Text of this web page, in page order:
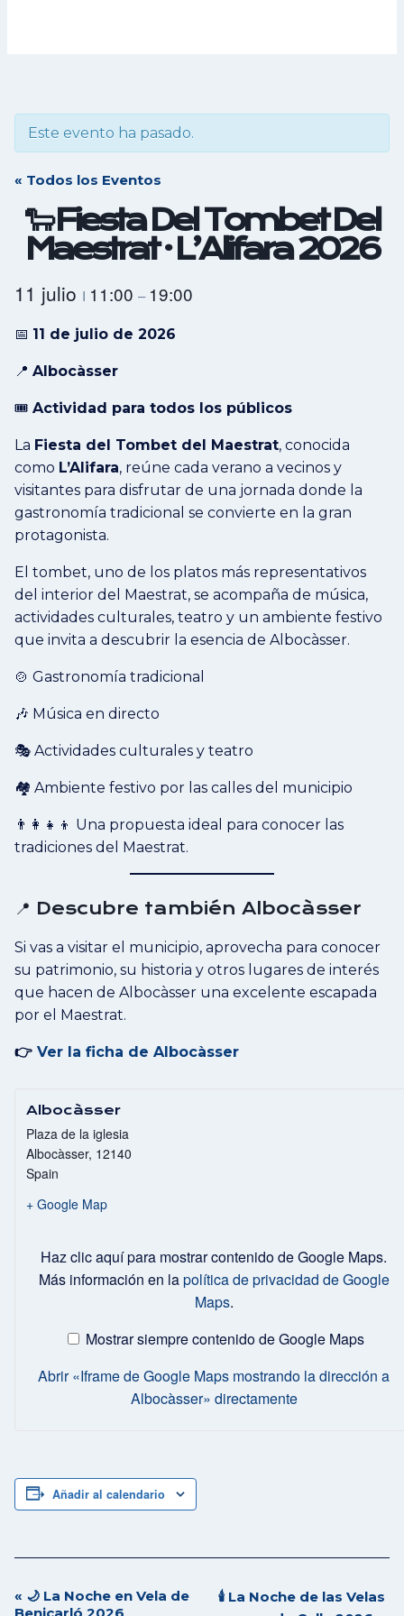
Este evento ha pasado.
« Todos los Eventos
🐑 Fiesta Del Tombet Del
Maestrat · L’Alifara 2026
11 julio I 11:00 – 19:00
📅 11 de julio de 2026
📍 Albocàsser
🎟️ Actividad para todos los públicos
La Fiesta del Tombet del Maestrat, conocida
como L’Alifara, reúne cada verano a vecinos y
visitantes para disfrutar de una jornada donde la
gastronomía tradicional se convierte en la gran
protagonista.
El tombet, uno de los platos más representativos
del interior del Maestrat, se acompaña de música,
actividades culturales, teatro y un ambiente festivo
que invita a descubrir la esencia de Albocàsser.
🍲 Gastronomía tradicional
🎶 Música en directo
🎭 Actividades culturales y teatro
🏘️ Ambiente festivo por las calles del municipio
👨‍👩‍👧‍👦 Una propuesta ideal para conocer las
tradiciones del Maestrat.
📍 Descubre también Albocàsser
Si vas a visitar el municipio, aprovecha para conocer
su patrimonio, su historia y otros lugares de interés
que hacen de Albocàsser una excelente escapada
por el Maestrat.
👉 Ver la ficha de Albocàsser
Albocàsser
Plaza de la iglesia
Albocàsser, 12140
Spain
+ Google Map
«Iframe
Google
Maps
Google
Haz clic aquí para mostrar contenido de Google Maps.
Más información en lapolítica de privacidad de Google
Maps.
Mostrar siempre contenido de Google Maps
Abrir «Iframe de Google Maps mostrando la dirección a
Albocàsser» directamente
Añadir al calendario
Navegación
« 🌙 La Noche en Vela de
🕯️ La Noche de las Velas